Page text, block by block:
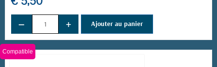
(28 avis)
− + Ajouter au panier
Compatible